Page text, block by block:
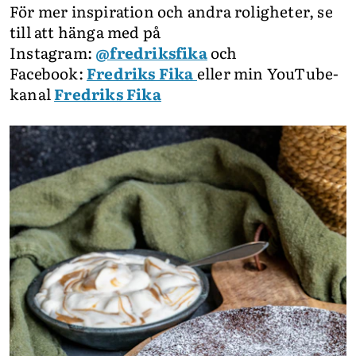
För mer inspiration och andra roligheter, se
till att hänga med på
Instagram: @fredriksfikaoch
Facebook: Fredriks Fikaeller min YouTube-
kanalFredriks Fika